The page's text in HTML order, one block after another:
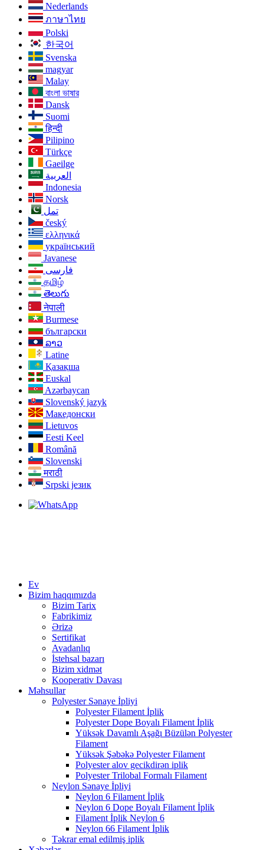
Nederlands
ภาษาไทย
Polski
한국어
Svenska
magyar
Malay
বাংলা ভাষার
Dansk
Suomi
हिन्दी
Pilipino
Türkçe
Gaeilge
العربية
Indonesia
Norsk‎
تمل
český
ελληνικά
український
Javanese
فارسی
தமிழ்
తెలుగు
नेपाली
Burmese
български
ລາວ
Latine
Қазақша
Euskal
Azərbaycan
Slovenský jazyk
Македонски
Lietuvos
Eesti Keel
Română
Slovenski
मराठी
Srpski језик
Ev
Bizim haqqımızda
Bizim Tarix
Fabrikimiz
Ərizə
Sertifikat
Avadanlıq
İstehsal bazarı
Bizim xidmət
Kooperativ Davası
Məhsullar
Polyester Sənaye İpliyi
Polyester Filament İplik
Polyester Dope Boyalı Filament İplik
Yüksək Davamlı Aşağı Büzülən Polyester
Filament
Yüksək Şəbəkə Polyester Filament
Polyester alov gecikdirən iplik
Polyester Trilobal Formalı Filament
Neylon Sənaye İpliyi
Neylon 6 Filament İplik
Neylon 6 Dope Boyalı Filament İplik
Filament İplik Neylon 6
Neylon 66 Filament İplik
Təkrar emal edilmiş iplik